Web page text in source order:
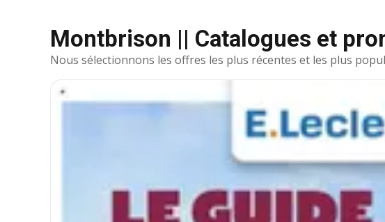
Montbrison || Catalogues et
Nous sélectionnons les offres les plus récentes et les plus